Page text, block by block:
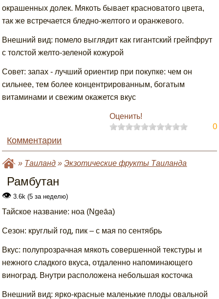
окрашенных долек. Мякоть бывает красноватого цвета,
так же встречается бледно-желтого и оранжевого.
Внешний вид: помело выглядит как гигантский грейпфрут
с толстой желто-зеленой кожурой
Совет: запах - лучший ориентир при покупке: чем он
сильнее, тем более концентрированным, богатым
витаминами и свежим окажется вкус
Оценить!
0
Комментарии
» Таиланд »Экзотические фрукты Таиланда
Рамбутан
👁 3.6k (5 за неделю)
Тайское название: ноа (Ngeāa)
Сезон: круглый год, пик – с мая по сентябрь
Вкус: полупрозрачная мякоть совершенной текстуры и
нежного сладкого вкуса, отдаленно напоминающего
виноград. Внутри расположена небольшая косточка
Внешний вид: ярко-красные маленькие плоды овальной